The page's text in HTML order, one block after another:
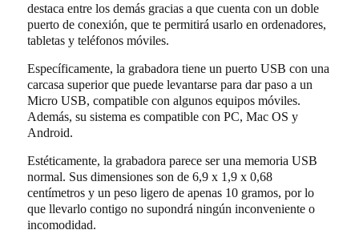
destaca entre los demás gracias a que cuenta con un doble
puerto de conexión, que te permitirá usarlo en ordenadores,
tabletas y teléfonos móviles.
Específicamente, la grabadora tiene un puerto USB con una
carcasa superior que puede levantarse para dar paso a un
Micro USB, compatible con algunos equipos móviles.
Además, su sistema es compatible con PC, Mac OS y
Android.
Estéticamente, la grabadora parece ser una memoria USB
normal. Sus dimensiones son de 6,9 x 1,9 x 0,68
centímetros y un peso ligero de apenas 10 gramos, por lo
que llevarlo contigo no supondrá ningún inconveniente o
incomodidad.